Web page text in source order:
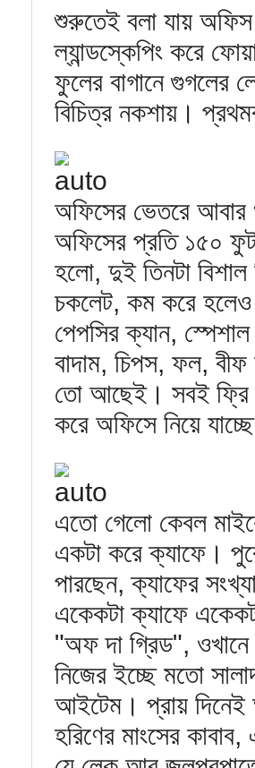
শুরুতেই বলা যায়
ল্যান্ডস্কেপিং করে
ফুলের বাগানে গুগলের
বিচিত্র নকশায়।
অফিসের ভেতরে আবার
অফিসের প্রতি ১৫০
হলো, দুই তিনটা বিশাল
চকলেট, কম করে
পেপসির ক্যান, স্পেশাল
বাদাম, চিপস, ফল,
তো আছেই। সবই ফ্রি -
করে অফিসে নিয়ে
এতো গেলো কেবল
একটা করে ক্যাফে।
পারছেন, ক্যাফের
একেকটা ক্যাফে
"অফ দা গ্রিড", ওখানে
নিজের ইচ্ছে মতো
আইটেম। প্রায় দিনেই
হরিণের মাংসের